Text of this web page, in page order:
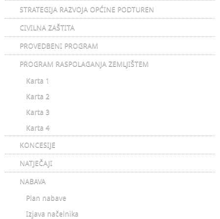
STRATEGIJA RAZVOJA OPĆINE PODTUREN
CIVILNA ZAŠTITA
PROVEDBENI PROGRAM
PROGRAM RASPOLAGANJA ZEMLJIŠTEM
Karta 1
Karta 2
Karta 3
Karta 4
KONCESIJE
NATJEČAJI
NABAVA
Plan nabave
Izjava načelnika